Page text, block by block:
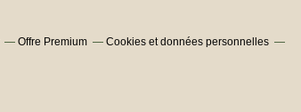
Offre Premium
Cookies et données personnelles